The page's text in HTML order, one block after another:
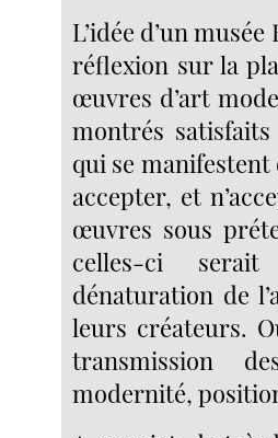
L’idée d’un
réflexion sur la
œuvres d’art
montrés
qui se manifestent
accepter, et
œuvres sous
celles-ci
dénaturation de
leurs créateurs.
transmission
modernité,